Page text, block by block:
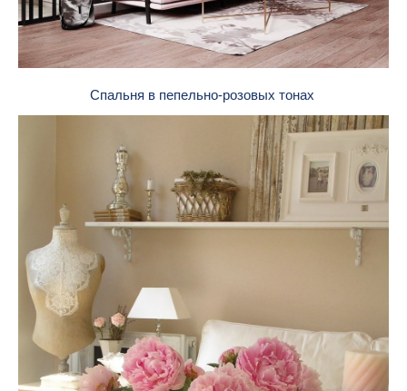
Спальня в пепельно-розовых тонах